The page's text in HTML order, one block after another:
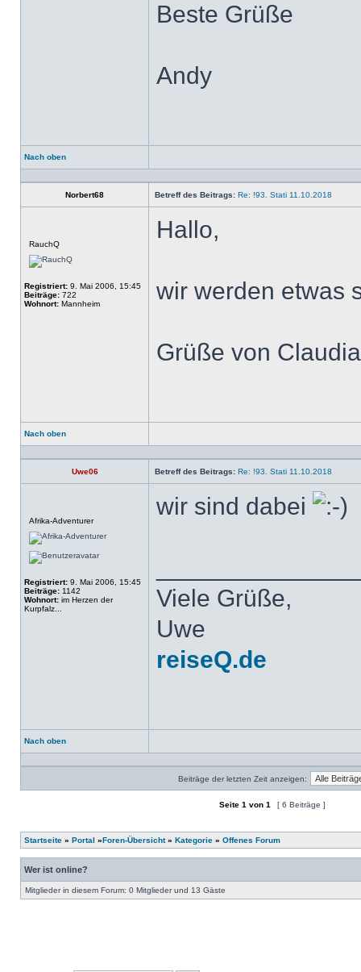
Beste Grüße
Andy
Nach oben
Profil
Norbert68 Betreff des Beitrags: Re: !93. Stati 11.10.2018
RauchQ
Registriert: 9. Mai 2006, 15:45
Beiträge: 722
Wohnort: Mannheim
Hallo,
wir werden etwas
Grüße von
Nach oben
Profil
Uwe06 Betreff des Beitrags: Re: !93. Stati 11.10.2018
Afrika-Adventurer
Registriert: 9. Mai 2006, 15:45
Beiträge: 1142
Wohnort: im Herzen der
Kurpfalz...
wir sind dabei
Viele Grüße,
Uwe
reiseQ.de
Nach oben
Profil
Beiträge der letzten Zeit anzeigen:
Seite 1 von 1 [ 6 Beiträge ]
Startseite » Portal »Foren-Übersicht» Kategorie » Offenes Forum
Wer ist online?
Mitglieder in diesem Forum: 0 Mitglieder und 13 Gäste